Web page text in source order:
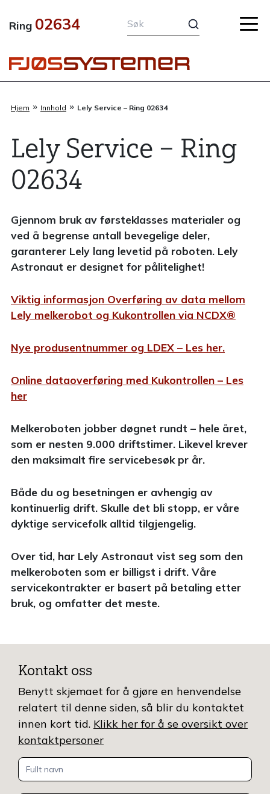
rett
innholdet
Ring 02634
Hjem » Innhold » Lely Service – Ring 02634
Lely Service – Ring
02634
Gjennom bruk av førsteklasses materialer og
ved å begrense antall bevegelige deler,
garanterer Lely lang levetid på roboten. Lely
Astronaut er designet for pålitelighet!
Viktig informasjon Overføring av data mellom
Lely melkerobot og Kukontrollen via NCDX®
Nye produsentnummer og LDEX – Les her.
Online dataoverføring med Kukontrollen – Les
her
Melkeroboten jobber døgnet rundt – hele året,
som er nesten 9.000 driftstimer. Likevel krever
den maksimalt fire servicebesøk pr år.
Både du og besetningen er avhengig av
kontinuerlig drift. Skulle det bli stopp, er våre
dyktige servicefolk alltid tilgjengelig.
Over tid, har Lely Astronaut vist seg som den
melkeroboten som er billigst i drift. Våre
servicekontrakter er basert på betaling etter
bruk, og omfatter det meste.
Kontakt oss
Benytt skjemaet for å gjøre en henvendelse
relatert til denne siden, så blir du kontaktet
innen kort tid. Klikk her for å se oversikt over
kontaktpersoner
Kontakt
oss